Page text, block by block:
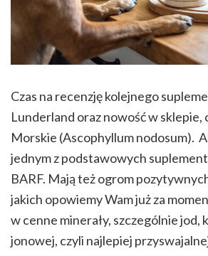
Czas na recenzję kolejnego
Lunderland oraz nowość w sklepie,
Morskie (Ascophyllum nodosum).
jednym z podstawowych
BARF. Mają też ogrom
jakich opowiemy Wam już za
w cenne minerały, szczególnie
jonowej, czyli najlepiej